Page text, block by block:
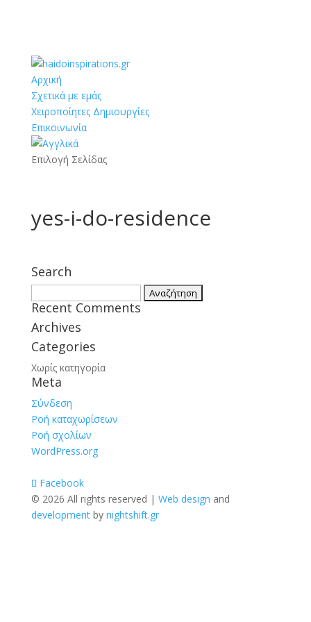
Αρχική
Σχετικά με εμάς
Χειροποίητες Δημιουργίες
Επικοινωνία
Επιλογή Σελίδας
yes-i-do-residence
Search
για:
Recent Comments
Archives
Categories
Χωρίς κατηγορία
Meta
Σύνδεση
Ροή καταχωρίσεων
Ροή σχολίων
WordPress.org
Facebook
© 2026 All rights reserved | Web design and
developmentby nightshift.gr